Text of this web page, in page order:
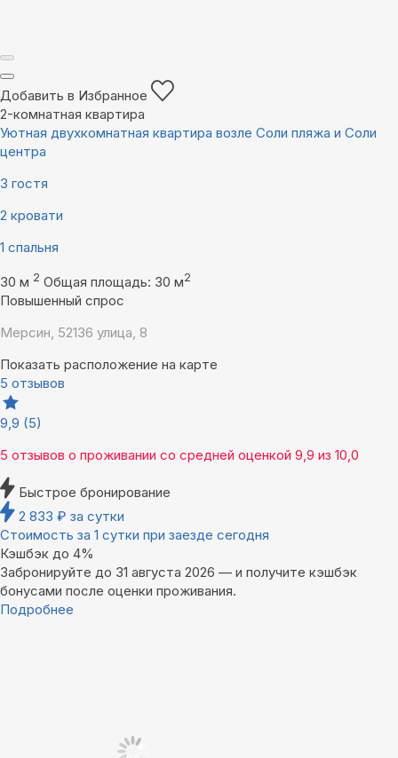
Добавить в Избранное
2-комнатная квартира
Уютная двухкомнатная квартира возле Соли пляжа и Соли
центра
3 гостя
2 кровати
1 спальня
30 м 2 Общая площадь: 30 м2
Повышенный спрос
Мерсин, 52136 улица, 8
Показать расположение на карте
5 отзывов
9,9 (5)
5 отзывов о проживании со средней оценкой 9,9 из 10,0
Быстрое бронирование
2 833 ₽ за сутки
Стоимость за 1 сутки при заезде сегодня
Кэшбэк до 4%
Забронируйте до 31 августа 2026 — и получите кэшбэк
бонусами после оценки проживания.
Подробнее